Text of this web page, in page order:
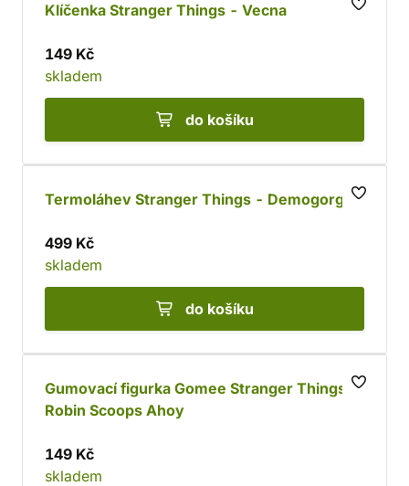
Klíčenka Stranger Things - Vecna
149 Kč
skladem
do košíku
Termoláhev Stranger Things - Demogorgon
499 Kč
skladem
do košíku
Gumovací figurka Gomee Stranger Things -
Robin Scoops Ahoy
149 Kč
skladem